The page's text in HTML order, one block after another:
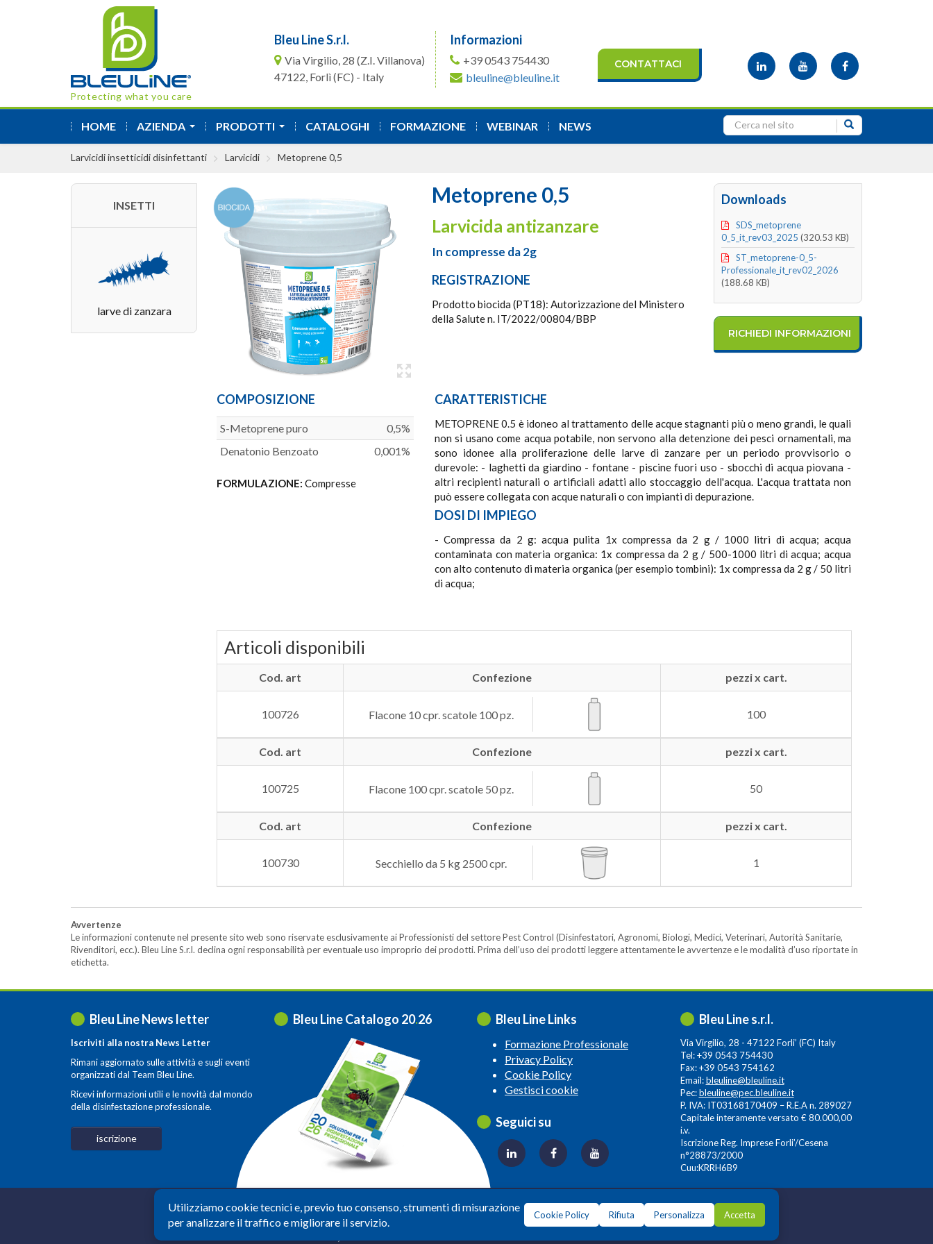
Protecting what you care
Bleu Line S.r.l.
Via Virgilio, 28 (Z.I. Villanova)
47122, Forlì (FC) - Italy
Informazioni
+39 0543 754430
bleuline@bleuline.it
CONTATTACI
HOME AZIENDA PRODOTTI CATALOGHI FORMAZIONE WEBINAR NEWS
Larvicidi insetticidi disinfettanti Larvicidi Metoprene 0,5
INSETTI
larve di zanzara
Metoprene 0,5
Larvicida antizanzare
In compresse da 2g
REGISTRAZIONE
Prodotto biocida (PT18): Autorizzazione del Ministero
della Salute n. IT/2022/00804/BBP
Downloads
SDS_metoprene
0_5_it_rev03_2025 (320.53 KB)
ST_metoprene-0_5-
Professionale_it_rev02_2026
(188.68 KB)
RICHIEDI INFORMAZIONI
COMPOSIZIONE
S-Metoprene puro
0,5%
Denatonio Benzoato
0,001%
FORMULAZIONE: Compresse
CARATTERISTICHE
METOPRENE 0.5 è idoneo al trattamento delle acque stagnanti più o meno grandi, le quali
non si usano come acqua potabile, non servono alla detenzione dei pesci ornamentali, ma
sono idonee alla proliferazione delle larve di zanzare per un periodo provvisorio o
durevole: - laghetti da giardino - fontane - piscine fuori uso - sbocchi di acqua piovana -
altri recipienti naturali o artificiali adatti allo stoccaggio dell'acqua. L'acqua trattata non
può essere collegata con acque naturali o con impianti di depurazione.
DOSI DI IMPIEGO
- Compressa da 2 g: acqua pulita 1x compressa da 2 g / 1000 litri di acqua; acqua
contaminata con materia organica: 1x compressa da 2 g / 500-1000 litri di acqua; acqua
con alto contenuto di materia organica (per esempio tombini): 1x compressa da 2 g / 50 litri
di acqua;
Articoli disponibili
Cod. art Confezione pezzi x cart.
100726 Flacone 10 cpr. scatole 100 pz. 100
Cod. art Confezione pezzi x cart.
100725 Flacone 100 cpr. scatole 50 pz. 50
Cod. art Confezione pezzi x cart.
100730 Secchiello da 5 kg 2500 cpr. 1
Avvertenze
Le informazioni contenute nel presente sito web sono riservate esclusivamente ai Professionisti del settore Pest Control (Disinfestatori, Agronomi, Biologi, Medici, Veterinari, Autorità Sanitarie,
Rivenditori, ecc.). Bleu Line S.r.l. declina ogni responsabilità per eventuale uso improprio dei prodotti. Prima dell’uso dei prodotti leggere attentamente le avvertenze e le modalità d’uso riportate in
etichetta.
Bleu Line News letter
Iscriviti alla nostra News Letter
Rimani aggiornato sulle attività e sugli eventi
organizzati dal Team Bleu Line.
Ricevi informazioni utili e le novità dal mondo
della disinfestazione professionale.
iscrizione
Bleu Line Catalogo 20.26 Bleu Line Links
Formazione Professionale
Privacy Policy
Cookie Policy
Gestisci cookie
Seguici su
Bleu Line s.r.l.
Via Virgilio, 28 - 47122 Forli’ (FC) Italy
Tel: +39 0543 754430
Fax: +39 0543 754162
Email:bleuline@bleuline.it
Pec:bleuline@pec.bleuline.it
P. IVA: IT03168170409 – R.E.A n. 289027
Capitale interamente versato € 80.000,00
i.v.
Iscrizione Reg. Imprese Forli’/Cesena
n°28873/2000
Cuu:KRRH6B9
© 2026 Copyright: Bleuline s.r.l. - All Rights Reserved
Società a Socio Unico soggetta alla Direzione e Coordinamento di
Leonardo Lifescience Group S.p.A.
Utilizziamo cookie tecnici e, previo tuo consenso, strumenti di misurazione
per analizzare il traffico e migliorare il servizio.
Cookie Policy Rifiuta Personalizza Accetta